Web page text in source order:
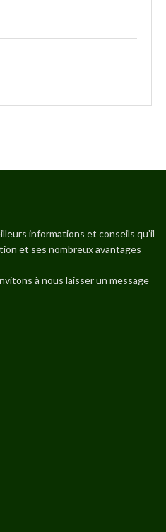
informations et conseils qu’il
et ses nombreux avantages
à nous laisser un message